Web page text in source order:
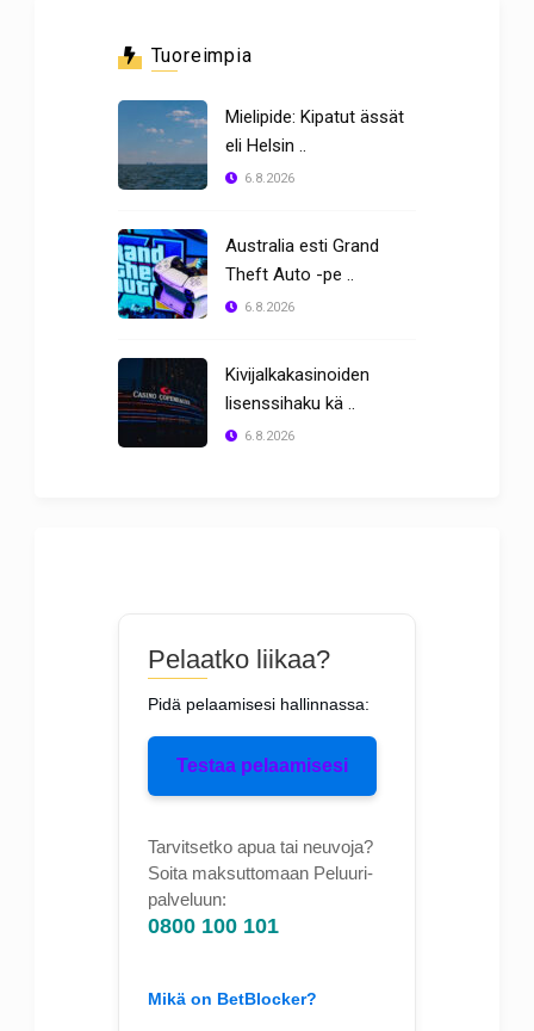
Tuoreimpia
Mielipide: Kipatut ässät
eli Helsin ..
6.8.2026
Australia esti Grand
Theft Auto -pe ..
6.8.2026
Kivijalkakasinoiden
lisenssihaku kä ..
6.8.2026
Pelaatko liikaa?
Pidä pelaamisesi hallinnassa:
Testaa pelaamisesi
Tarvitsetko apua tai neuvoja?
Soita maksuttomaan Peluuri-
palveluun:
0800 100 101
Mikä on BetBlocker?